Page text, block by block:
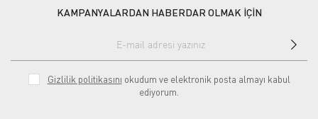
KAMPANYALARDAN HABERDAR OLMAK İÇİN
Gizlilik politikasını okudum ve elektronik posta almayı kabul
ediyorum.